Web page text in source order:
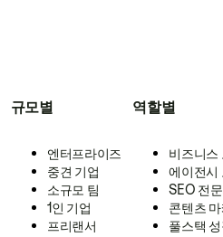
규모별
엔터프라이즈
중견 기업
소규모 팀
1인 기업
프리랜서
역할별
비즈니스
에이전시
SEO 전
콘텐츠 마
풀스택